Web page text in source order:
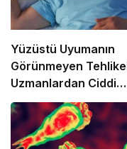
Yüzüstü Uyumanın
Görünmeyen
Uzmanlardan Ciddi
Uyarılar